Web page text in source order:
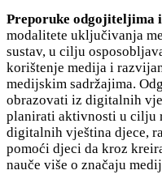
Preporuke odgojiteljima
modalitete uključivanja
sustav, u cilju
korištenje medija i
medijskim sadržajima.
obrazovati iz digitalnih
planirati aktivnosti u cilju
digitalnih vještina djece,
pomoći djeci da kroz
nauče više o značaju